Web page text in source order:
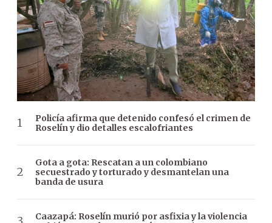
Policía afirma que detenido confesó el crimen de
Roselín y dio detalles escalofriantes
Gota a gota: Rescatan a un colombiano
secuestrado y torturado y desmantelan una
banda de usura
Caazapá: Roselín murió por asfixia y la violencia